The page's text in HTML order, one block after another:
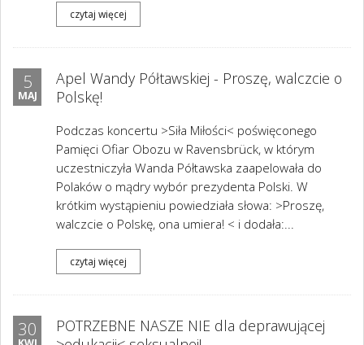
czytaj więcej
5
MAJ
Apel Wandy Półtawskiej - Proszę, walczcie o
Polskę!
Podczas koncertu >Siła Miłości< poświęconego
Pamięci Ofiar Obozu w Ravensbrück, w którym
uczestniczyła Wanda Półtawska zaapelowała do
Polaków o mądry wybór prezydenta Polski. W
krótkim wystąpieniu powiedziała słowa: >Proszę,
walczcie o Polskę, ona umiera! < i dodała:...
czytaj więcej
30
POTRZEBNE NASZE NIE dla deprawującej